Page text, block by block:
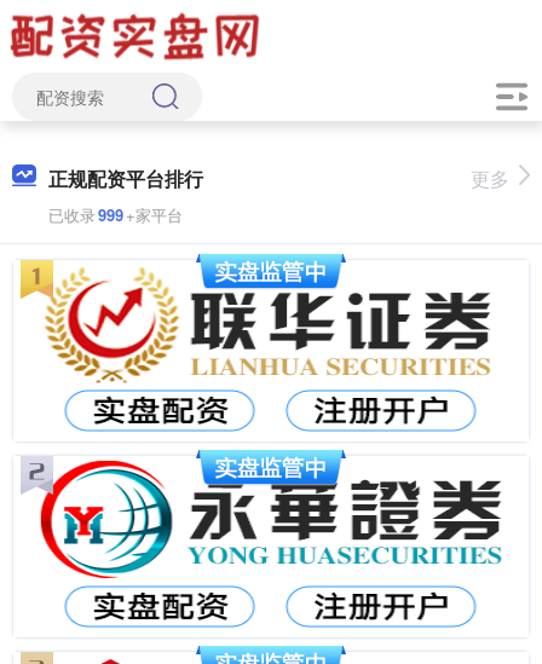
正规配资平台排行
已收录999+家平台
更多